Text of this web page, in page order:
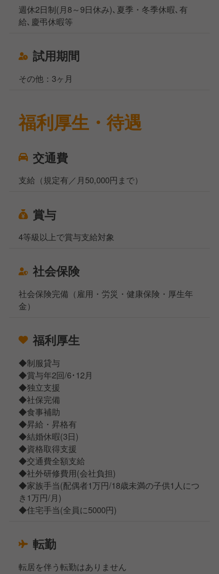
週休2日制(月8～9日休み)､夏季・冬季休暇､有
給､慶弔休暇等
試用期間
その他：3ヶ月
福利厚生・待遇
交通費
支給（規定有／月50,000円まで）
賞与
4等級以上で賞与支給対象
社会保険
社会保険完備（雇用・労災・健康保険・厚生年
金）
福利厚生
◆制服貸与
◆賞与年2回/6･12月
◆独立支援
◆社保完備
◆食事補助
◆昇給・昇格有
◆結婚休暇(3日)
◆資格取得支援
◆交通費全額支給
◆社外研修費用(会社負担)
◆家族手当(配偶者1万円/18歳未満の子供1人につ
き1万円/月)
◆住宅手当(全員に5000円)
転勤
転居を伴う転勤はありません